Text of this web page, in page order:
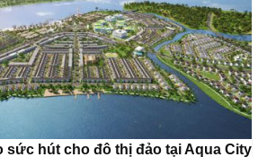
sức hút cho đô thị đảo tại Aqua City